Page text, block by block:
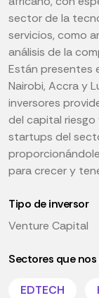
sector de la
servicios, como
análisis de la
Están presentes
Nairobi, Accra y
inversores
del capital riesgo
startups del
para crecer y
Tipo de inversor
Venture Capital
Sectores que
EDTECH